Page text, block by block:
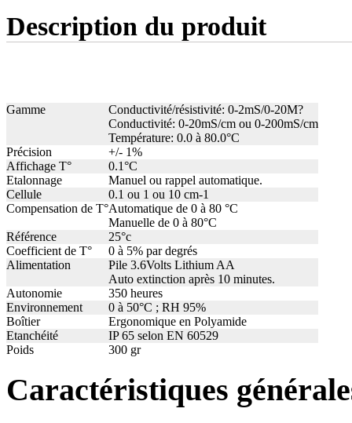
Description du produit
Gamme
Conductivité/résistivité: 0-2mS/0-20M?
Conductivité: 0-20mS/cm ou 0-200mS/cm
Température: 0.0 à 80.0°C
Précision
+/- 1%
Affichage T°
0.1°C
Etalonnage
Manuel ou rappel automatique.
Cellule
0.1 ou 1 ou 10 cm-1
Compensation de T°Automatique de 0 à 80 °C
Manuelle de 0 à 80°C
Référence
25°c
Coefficient de T°
0 à 5% par degrés
Alimentation
Pile 3.6Volts Lithium AA
Auto extinction après 10 minutes.
Autonomie
350 heures
Environnement
0 à 50°C ; RH 95%
Boîtier
Ergonomique en Polyamide
Etanchéité
IP 65 selon EN 60529
Poids
300 gr
Caractéristiques